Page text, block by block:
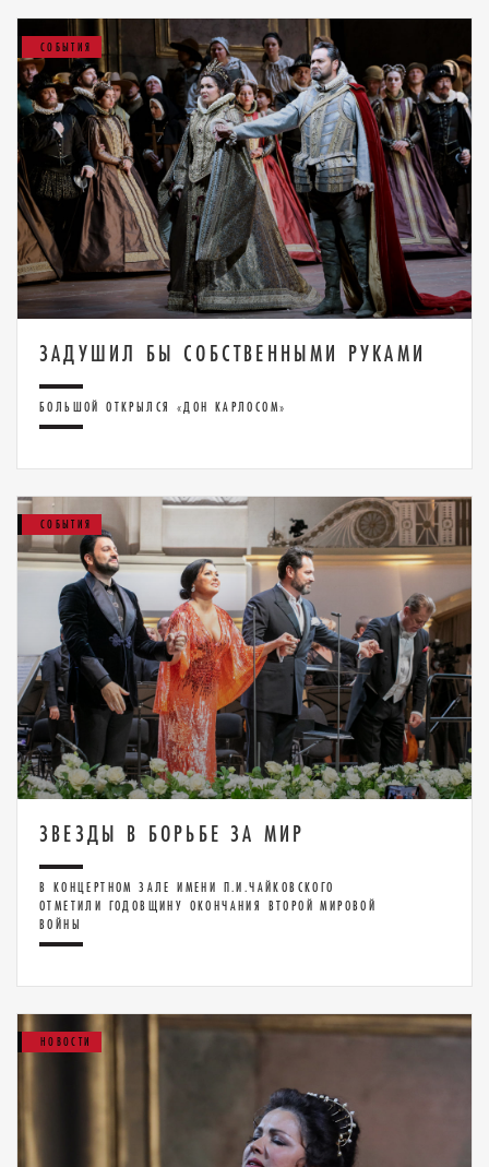
СОБЫТИЯ
ЗАДУШИЛ БЫ СОБСТВЕННЫМИ РУКАМИ
БОЛЬШОЙ ОТКРЫЛСЯ «ДОН КАРЛОСОМ»
СОБЫТИЯ
ЗВЕЗДЫ В БОРЬБЕ ЗА МИР
В КОНЦЕРТНОМ ЗАЛЕ ИМЕНИ П.И.ЧАЙКОВСКОГО
ОТМЕТИЛИ ГОДОВЩИНУ ОКОНЧАНИЯ ВТОРОЙ МИРОВОЙ
ВОЙНЫ
НОВОСТИ